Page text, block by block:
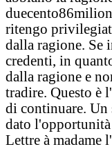
ritengo
dalla ragione. Se
credenti, in
dalla ragione e
tradire. Questo è
di continuare. Un
dato
Lettre à madame